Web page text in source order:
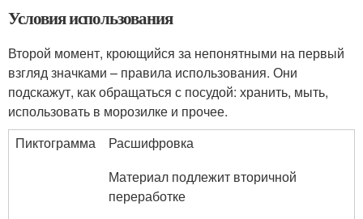
Условия использования
Второй момент, кроющийся за непонятными на первый
взгляд значками – правила использования. Они
подскажут, как обращаться с посудой: хранить, мыть,
использовать в морозилке и прочее.
Пиктограмма
Расшифровка
Материал подлежит вторичной
переработке